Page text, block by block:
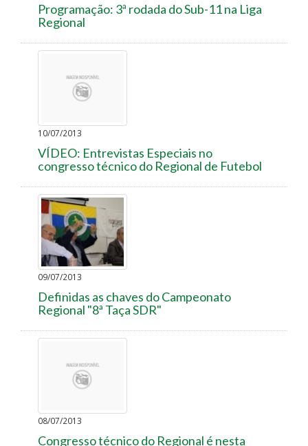
Programação: 3ª rodada do Sub-11 na Liga
Regional
10/07/2013
VÍDEO: Entrevistas Especiais no
congresso técnico do Regional de Futebol
09/07/2013
Definidas as chaves do Campeonato
Regional "8ª Taça SDR"
08/07/2013
Congresso técnico do Regional é nesta